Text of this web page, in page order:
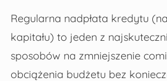
Regularna nadpłata kredytu
kapitału) to jeden z
sposobów na zmniejszenie
obciążenia budżetu bez